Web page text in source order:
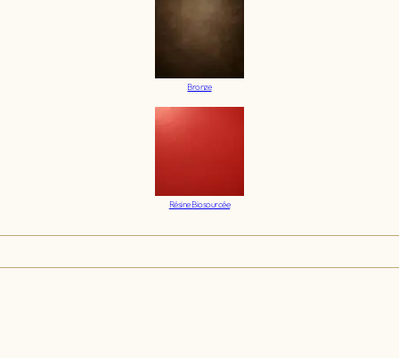
Bronze
Résine Biosourcée